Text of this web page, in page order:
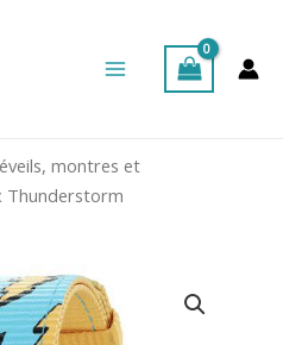
Menu
montres et
Thunderstorm